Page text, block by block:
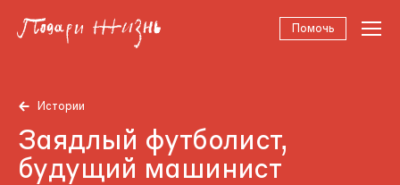
Помочь
Истории
Заядлый футболист,
будущий машинист